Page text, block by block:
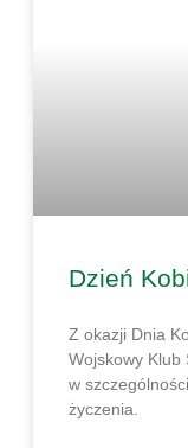
Dzień
Z okazji Dnia
Wojskowy Klub
w
życzenia.